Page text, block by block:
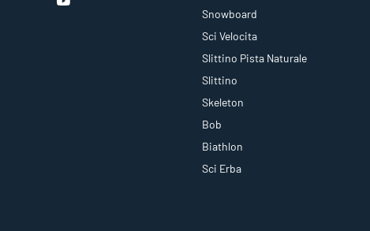
Snowboard
Sci Velocita
Slittino Pista Naturale
Slittino
Skeleton
Bob
Biathlon
Sci Erba